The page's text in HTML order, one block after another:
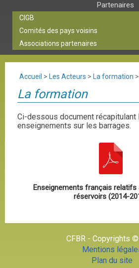
Partenaires
CIGB
Comités des pays voisins
Associations partenaires
Accueil > Les Acteurs > La formation >
La formation
Ci-dessous document récapitulant
enseignements sur les barrages.
Enseignements français relatifs
réservoirs (2014-
CFBR - Copyrights
Mentions
Plan du site